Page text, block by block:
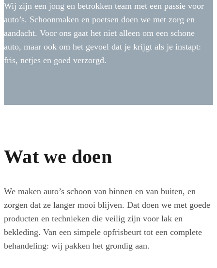
Wij zijn een jong en betrokken team met een passie voor
auto’s. Schoonmaken en poetsen doen we met zorg en
aandacht. Voor ons gaat het niet alleen om een schone
auto, maar ook om het gevoel dat je krijgt als je instapt:
fris, netjes en goed verzorgd.
Wat we doen
We maken auto’s schoon van binnen en van buiten, en
zorgen dat ze langer mooi blijven. Dat doen we met goede
producten en technieken die veilig zijn voor lak en
bekleding. Van een simpele opfrisbeurt tot een complete
behandeling: wij pakken het grondig aan.